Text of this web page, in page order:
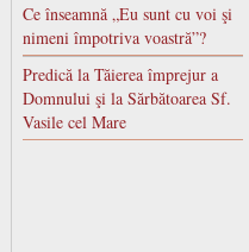
Ce înseamnă „Eu sunt cu voi şi
nimeni împotriva voastră”?
Predică la Tăierea împrejur a
Domnului şi la Sărbătoarea Sf.
Vasile cel Mare